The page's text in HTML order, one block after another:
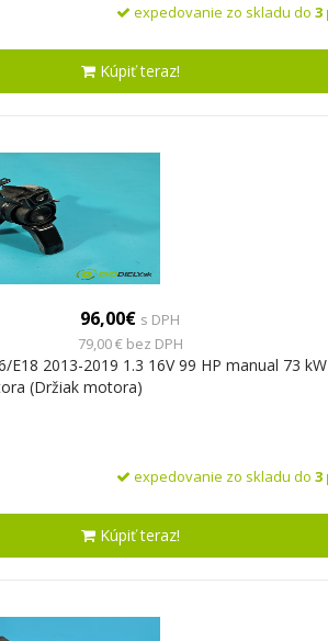
expedovanie zo skladu do 3
Kúpiť teraz!
96,00€ s DPH
79,00 € bez DPH
E18 2013-2019 1.3 16V 99 HP manual 73
(Držiak motora)
expedovanie zo skladu do 3
Kúpiť teraz!